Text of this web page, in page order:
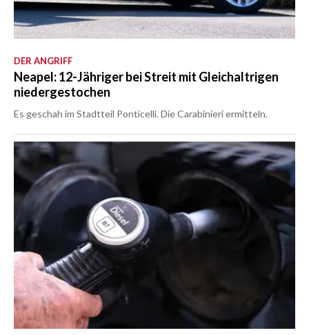
DER ANGRIFF
Neapel: 12-Jähriger bei Streit mit Gleichaltrigen
niedergestochen
Es geschah im Stadtteil Ponticelli. Die Carabinieri ermitteln.